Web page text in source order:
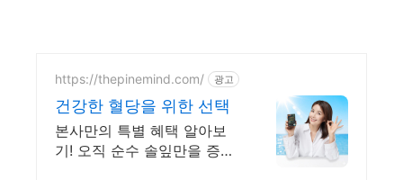
https://thepinemind.com/ 광고
건강한 혈당을 위한 선택
본사만의 특별 혜택 알아보
기! 오직 순수 솔잎만을 증류